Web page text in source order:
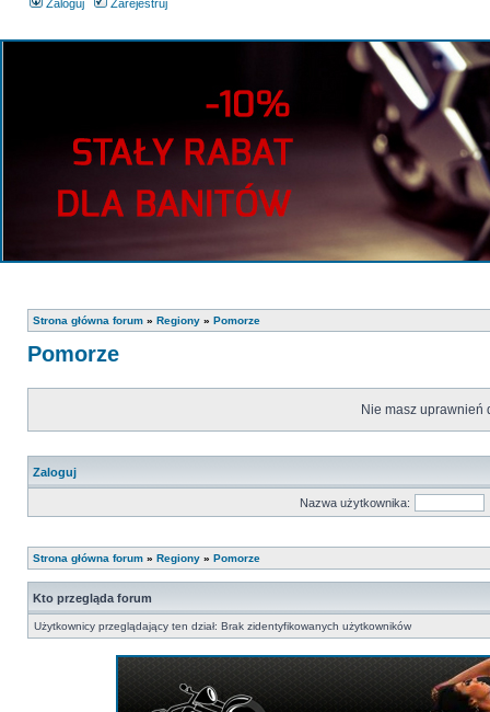
Zaloguj Zarejestruj
Strona główna forum » Regiony » Pomorze
Pomorze
Nie masz uprawnień
Zaloguj
Nazwa użytkownika:
Strona główna forum » Regiony » Pomorze
Kto przegląda forum
Użytkownicy przeglądający ten dział: Brak zidentyfikowanych użytkowników